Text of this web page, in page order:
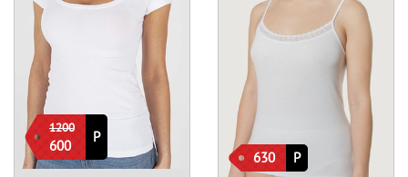
1200
600
Р
630 Р